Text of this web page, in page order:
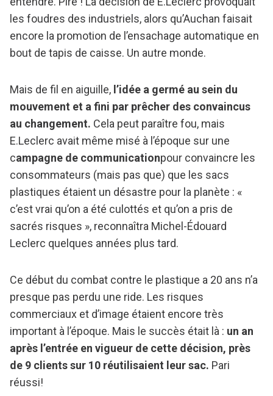
les foudres des industriels, alors qu’Auchan faisait
encore la promotion de l’ensachage automatique en
bout de tapis de caisse. Un autre monde.
Mais de fil en aiguille, l’idée a germé au sein du
mouvement et a fini par prêcher des convaincus
au changement. Cela peut paraître fou, mais
E.Leclerc avait même misé à l’époque sur une
campagne de communicationpour convaincre les
consommateurs (mais pas que) que les sacs
plastiques étaient un désastre pour la planète : «
c’est vrai qu’on a été culottés et qu’on a pris de
sacrés risques », reconnaîtra Michel-Édouard
Leclerc quelques années plus tard.
Ce début du combat contre le plastique a 20 ans n’a
presque pas perdu une ride. Les risques
commerciaux et d’image étaient encore très
important à l’époque. Mais le succès était là : un an
après l’entrée en vigueur de cette décision, près
de 9 clients sur 10 réutilisaient leur sac. Pari
réussi!